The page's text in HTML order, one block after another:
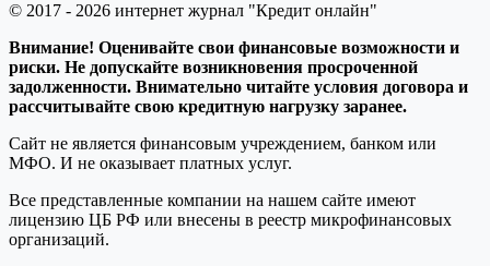
© 2017 - 2026 интернет журнал "Кредит онлайн"
Внимание! Оценивайте свои финансовые возможности и
риски. Не допускайте возникновения просроченной
задолженности. Внимательно читайте условия договора и
рассчитывайте свою кредитную нагрузку заранее.
Сайт не является финансовым учреждением, банком или
МФО. И не оказывает платных услуг.
Все представленные компании на нашем сайте имеют
лицензию ЦБ РФ или внесены в реестр микрофинансовых
организаций.